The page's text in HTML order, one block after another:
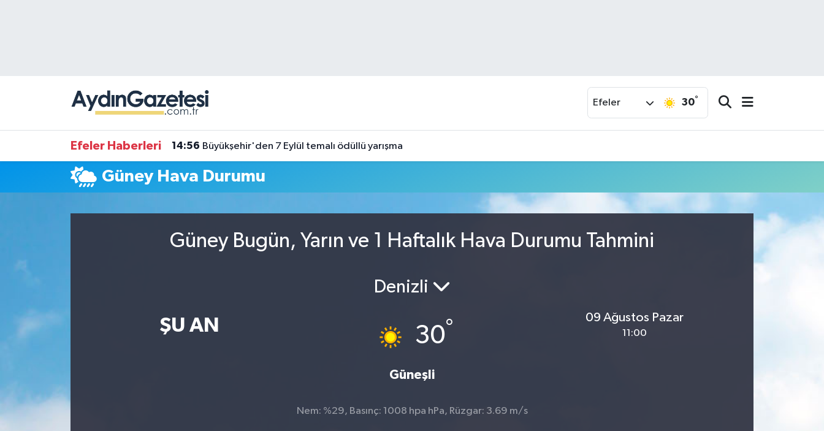
Efeler 30°
Efeler Haberleri 14:56 Büyükşehir'den 7 Eylül temalı ödüllü yarışma
Güney Hava Durumu
Güney Bugün, Yarın ve 1 Haftalık Hava Durumu Tahmini
ŞU AN
Denizli
30°
Güneşli
09 Ağustos Pazar
11:00
Nem: %29, Basınç: 1008 hpa hPa, Rüzgar: 3.69 m/s
Süper Lig Puan Durumu ve Fikstür
Tüm Manşetler
Son Dakika Haberleri